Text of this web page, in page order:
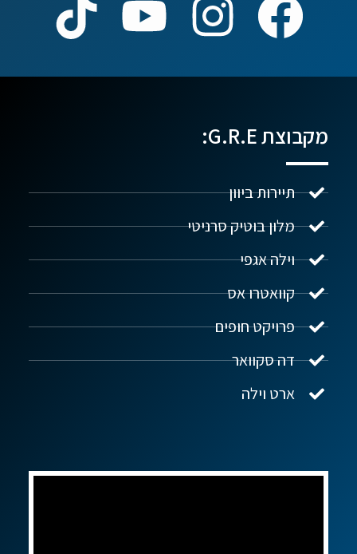
מקבוצת G.R.E:
תיירות ביוון
מלון בוטיק סרניטי
וילה אגפי
קוואטרו אס
פרויקט חופים
דה סקוואר
ארט וילה
נדל"ן ביוון G.R.E
שלום! איך אפשר לעזור?